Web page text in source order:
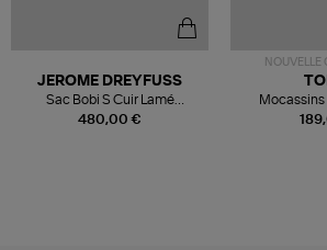
480,00 €
JEROME DREYFUSS
Sac Bobi S Cuir Lamé
Champagne
NOUVELLE